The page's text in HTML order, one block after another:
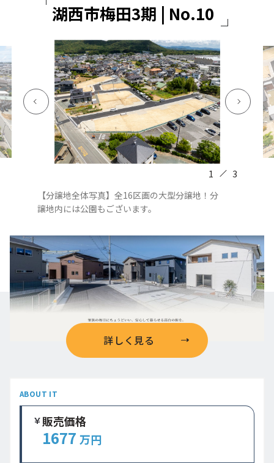
湖西市梅田3期 | No.10
【分譲地全体写真】全16区画の大型分譲地！分
譲地内には公園もございます。
1 3
詳しく見る
ABOUT IT
販売価格
1677 万円